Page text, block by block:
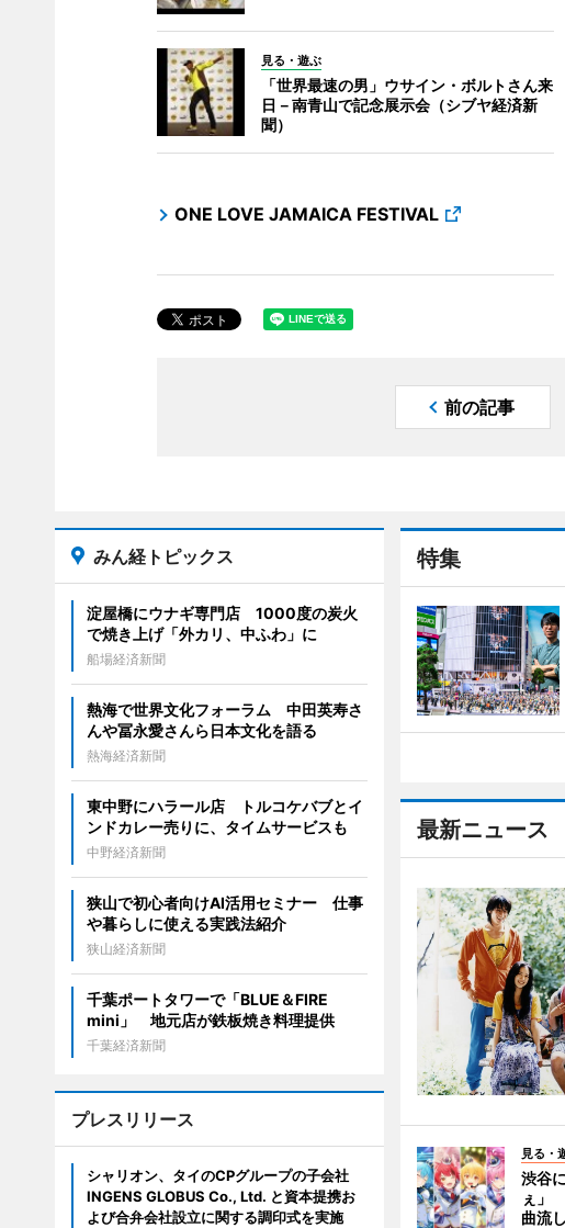
見る・遊ぶ
「世界最速の男」ウサイン・ボルトさん来
日－南青山で記念展示会（シブヤ経済新
聞）
ONE LOVE JAMAICA FESTIVAL
前の記事
特集
最新ニュース
見る・
渋谷
ぇ」
曲流
みん経トピックス
淀屋橋にウナギ専門店 1000度の炭火
で焼き上げ「外カリ、中ふわ」に
船場経済新聞
熱海で世界文化フォーラム 中田英寿さ
んや冨永愛さんら日本文化を語る
熱海経済新聞
東中野にハラール店 トルコケバブとイ
ンドカレー売りに、タイムサービスも
中野経済新聞
狭山で初心者向けAI活用セミナー 仕事
や暮らしに使える実践法紹介
狭山経済新聞
千葉ポートタワーで「BLUE＆FIRE
mini」 地元店が鉄板焼き料理提供
千葉経済新聞
プレスリリース
シャリオン、タイのCPグループの子会社
INGENS GLOBUS Co., Ltd. と資本提携お
よび合弁会社設立に関する調印式を実施